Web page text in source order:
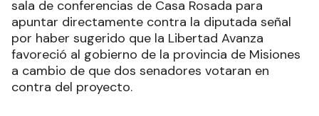
sala de conferencias de Casa Rosada para
apuntar directamente contra la diputada señal
por haber sugerido que la Libertad Avanza
favoreció al gobierno de la provincia de Misiones
a cambio de que dos senadores votaran en
contra del proyecto.